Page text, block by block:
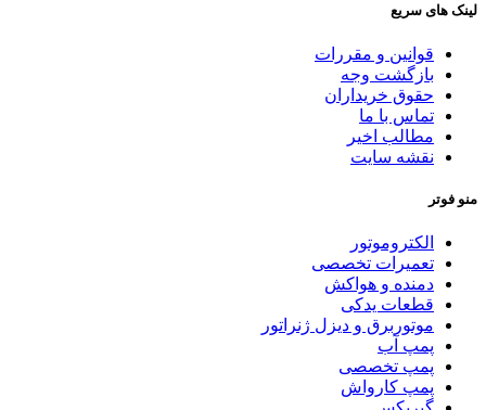
لینک های سریع
قوانین و مقررات
بازگشت وجه
حقوق خریداران
تماس با ما
مطالب اخیر
نقشه سایت
منو فوتر
الکتروموتور
تعمیرات تخصصی
دمنده و هواکش
قطعات یدکی
موتوربرق و دیزل ژنراتور
پمپ آب
پمپ تخصصی
پمپ کارواش